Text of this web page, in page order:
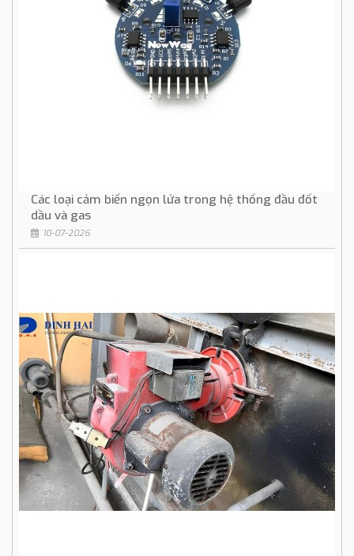
Các loại cảm biến ngọn lửa trong hệ thống đầu đốt
dầu và gas
10-07-2026